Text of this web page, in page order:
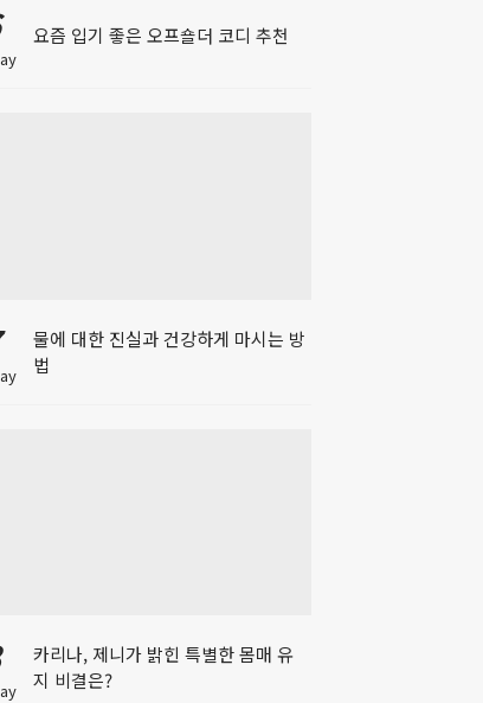
요즘 입기 좋은 오프숄더 코디 추천
물에 대한 진실과 건강하게 마시는 방
법
카리나, 제니가 밝힌 특별한 몸매 유
지 비결은?